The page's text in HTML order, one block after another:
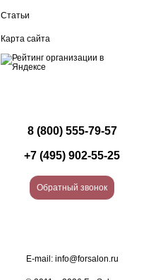
Статьи
Карта сайта
8 (800) 555-79-57
+7 (495) 902-55-25
Обратный звонок
E-mail: info@forsalon.ru